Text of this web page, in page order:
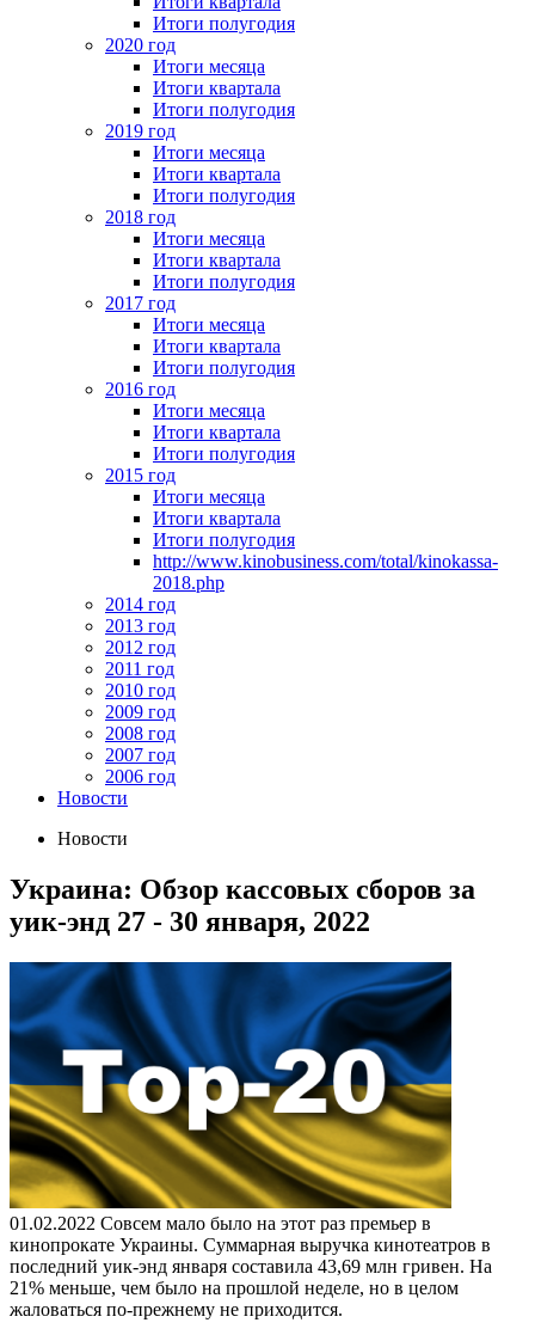
Итоги полугодия
2020 год
Итоги месяца
Итоги квартала
Итоги полугодия
2019 год
Итоги месяца
Итоги квартала
Итоги полугодия
2018 год
Итоги месяца
Итоги квартала
Итоги полугодия
2017 год
Итоги месяца
Итоги квартала
Итоги полугодия
2016 год
Итоги месяца
Итоги квартала
Итоги полугодия
2015 год
Итоги месяца
Итоги квартала
Итоги полугодия
http://www.kinobusiness.com/total/kinokassa-
2018.php
2014 год
2013 год
2012 год
2011 год
2010 год
2009 год
2008 год
2007 год
2006 год
Новости
Новости
Украина: Обзор кассовых сборов за
уик-энд 27 - 30 января, 2022
01.02.2022 Совсем мало было на этот раз премьер в
кинопрокате Украины. Суммарная выручка кинотеатров в
последний уик-энд января составила 43,69 млн гривен. На
21% меньше, чем было на прошлой неделе, но в целом
жаловаться по-прежнему не приходится.